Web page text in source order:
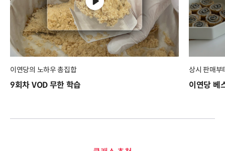
이연당의 노하우 총집합
9회차 VOD 무한 학습
상시 판매부
이연당 베